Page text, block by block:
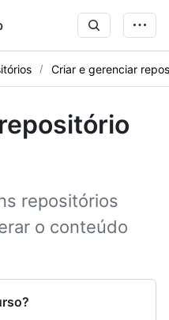
Criar e gerenciar
repositórios
o conteúdo